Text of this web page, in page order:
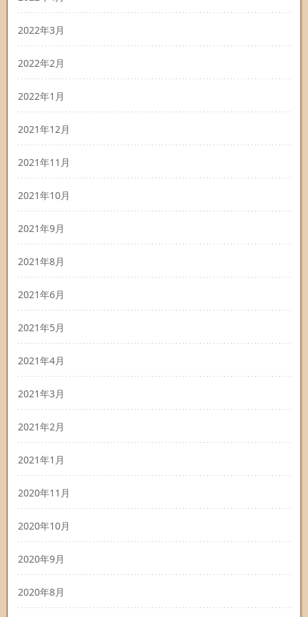
2022年3月
2022年2月
2022年1月
2021年12月
2021年11月
2021年10月
2021年9月
2021年8月
2021年6月
2021年5月
2021年4月
2021年3月
2021年2月
2021年1月
2020年11月
2020年10月
2020年9月
2020年8月